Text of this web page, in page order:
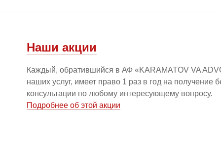
Наши акции
Каждый, обратившийся в АФ «KARAMATOV VA
наших услуг, имеет право 1 раз в год на получение
консультации по любому интересующему вопросу.
Подробнее об этой акции